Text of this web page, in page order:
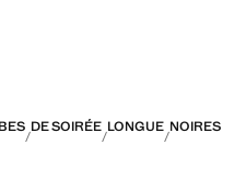
DE SOIRÉE LONGUE NOIRES